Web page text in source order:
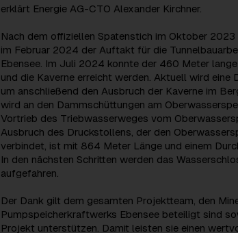
erklärt Energie AG-CTO Alexander Kirchner.
Nach dem offiziellen Spatenstich im Oktober
im Februar 2024 der Auftakt für die
Ebensee. Im Juli 2024 konnte der 460 Meter
und die Kaverne erreicht werden. Aktuell wird eine
um anschließend den Ausbruch der Kaverne im
wird an den Dammschüttungen am
Vortrieb des Triebwasserweges vom
Ausbruch des Druckstollens, der den
verbindet, ist mit 864 Meter Länge und einem
In den nächsten Schritten werden das
aufgefahren.
Der Dank gilt dem gesamten Projektteam, den
Pumpspeicherkraftwerks Ebensee beteiligt sind
Projekt unterstützen. Damit leisten sie einen